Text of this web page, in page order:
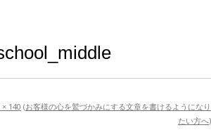
× 140 (お客様の心を鷲づかみにする文章を書けるようになり
たい方へ)